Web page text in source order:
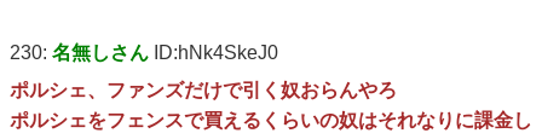
230: 名無しさん ID:hNk4SkeJ0
ポルシェ、ファンズだけで引く奴おらんやろ
ポルシェをフェンスで買えるくらいの奴はそれなりに課金し